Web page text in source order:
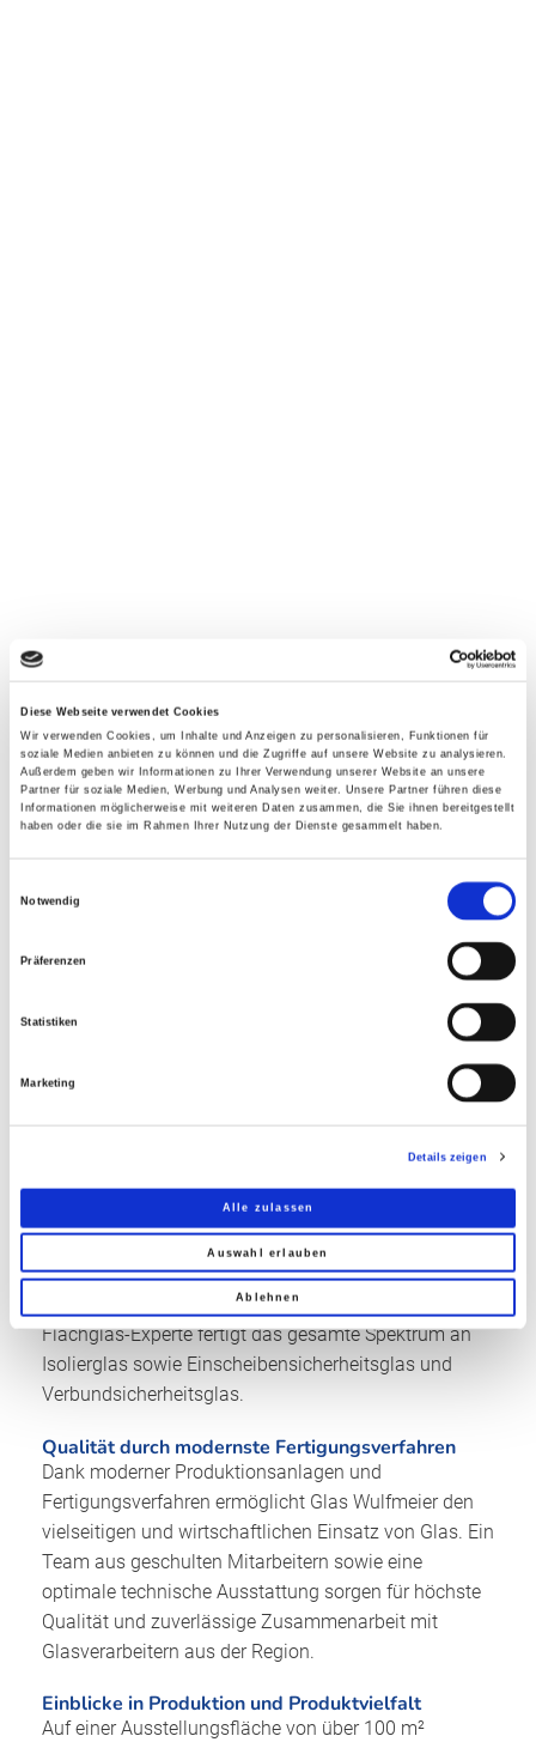
Diese Webseite verwendet Cookies
Wir verwenden Cookies, um Inhalte und Anzeigen zu personalisieren, Funktionen für
soziale Medien anbieten zu können und die Zugriffe auf unsere Website zu analysieren.
Außerdem geben wir Informationen zu Ihrer Verwendung unserer Website an unsere
Partner für soziale Medien, Werbung und Analysen weiter. Unsere Partner führen diese
Informationen möglicherweise mit weiteren Daten zusammen, die Sie ihnen bereitgestellt
haben oder die sie im Rahmen Ihrer Nutzung der Dienste gesammelt haben.
Notwendig
Präferenzen
Statistiken
Marketing
Details zeigen
Alle zulassen
Auswahl erlauben
Ablehnen
Die Glas Wulfmeier GmbH wurde 1929 von Arthur
Wulfmeier gegründet und wird heute in dritter
Generation von Frank Wulfmeier geführt. Ursprünglich
als Bauglaserei gestartet, entwickelte sich das
Unternehmen seit dem Einstieg in die
Isolierglasproduktion im Jahr 1970 zu einem
mittelständischen Industriebetrieb. Der Bielefelder
Flachglas-Experte fertigt das gesamte Spektrum an
Isolierglas sowie Einscheibensicherheitsglas und
Verbundsicherheitsglas.
Qualität durch modernste Fertigungsverfahren
Dank moderner Produktionsanlagen und
Fertigungsverfahren ermöglicht Glas Wulfmeier den
vielseitigen und wirtschaftlichen Einsatz von Glas. Ein
Team aus geschulten Mitarbeitern sowie eine
optimale technische Ausstattung sorgen für höchste
Qualität und zuverlässige Zusammenarbeit mit
Glasverarbeitern aus der Region.
Einblicke in Produktion und Produktvielfalt
Auf einer Ausstellungsfläche von über 100 m²